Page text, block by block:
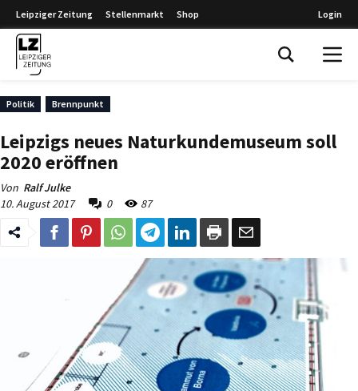
Leipziger Zeitung Stellenmarkt Shop Login
Politik Brennpunkt
Leipzigs neues Naturkundemuseum soll
2020 eröffnen
Von Ralf Julke
10. August 2017
0 87